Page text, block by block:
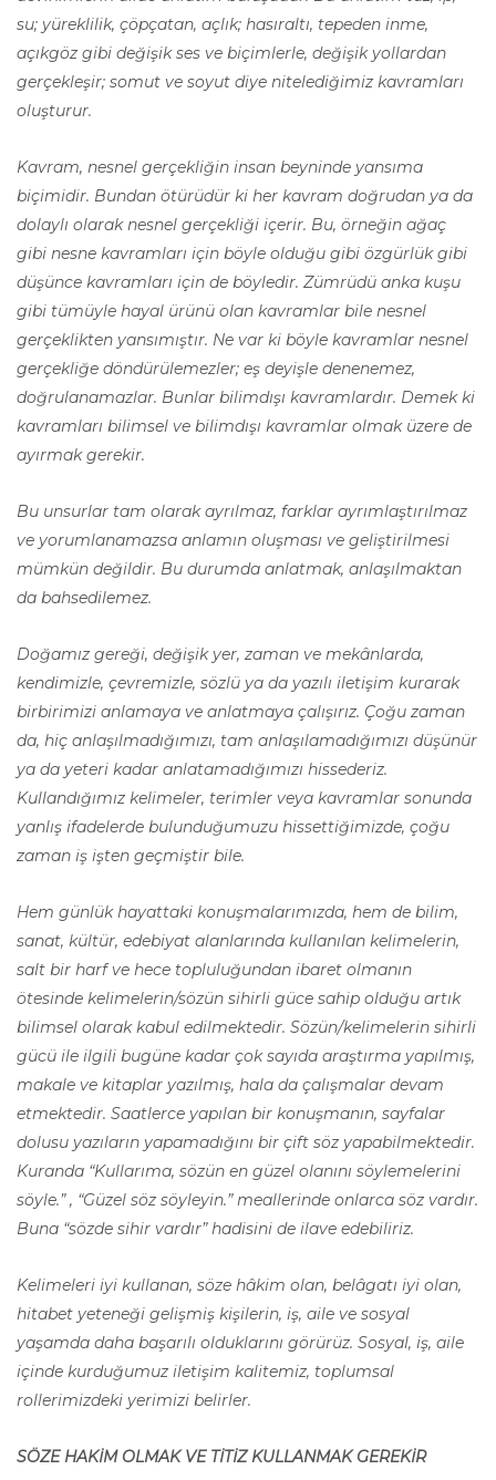
su; yüreklilik, çöpçatan, açlık; hasıraltı, tepeden inme,
açıkgöz gibi değişik ses ve biçimlerle, değişik yollardan
gerçekleşir; somut ve soyut diye nitelediğimiz kavramları
oluşturur.
Kavram, nesnel gerçekliğin insan beyninde yansıma
biçimidir. Bundan ötürüdür ki her kavram doğrudan ya da
dolaylı olarak nesnel gerçekliği içerir. Bu, örneğin ağaç
gibi nesne kavramları için böyle olduğu gibi özgürlük gibi
düşünce kavramları için de böyledir. Zümrüdü anka kuşu
gibi tümüyle hayal ürünü olan kavramlar bile nesnel
gerçeklikten yansımıştır. Ne var ki böyle kavramlar nesnel
gerçekliğe döndürülemezler; eş deyişle denenemez,
doğrulanamazlar. Bunlar bilimdışı kavramlardır. Demek ki
kavramları bilimsel ve bilimdışı kavramlar olmak üzere de
ayırmak gerekir.
Bu unsurlar tam olarak ayrılmaz, farklar ayrımlaştırılmaz
ve yorumlanamazsa anlamın oluşması ve geliştirilmesi
mümkün değildir. Bu durumda anlatmak, anlaşılmaktan
da bahsedilemez.
Doğamız gereği, değişik yer, zaman ve mekânlarda,
kendimizle, çevremizle, sözlü ya da yazılı iletişim kurarak
birbirimizi anlamaya ve anlatmaya çalışırız. Çoğu zaman
da, hiç anlaşılmadığımızı, tam anlaşılamadığımızı düşünür
ya da yeteri kadar anlatamadığımızı hissederiz.
Kullandığımız kelimeler, terimler veya kavramlar sonunda
yanlış ifadelerde bulunduğumuzu hissettiğimizde, çoğu
zaman iş işten geçmiştir bile.
Hem günlük hayattaki konuşmalarımızda, hem de bilim,
sanat, kültür, edebiyat alanlarında kullanılan kelimelerin,
salt bir harf ve hece topluluğundan ibaret olmanın
ötesinde kelimelerin/sözün sihirli güce sahip olduğu artık
bilimsel olarak kabul edilmektedir. Sözün/kelimelerin sihirli
gücü ile ilgili bugüne kadar çok sayıda araştırma yapılmış,
makale ve kitaplar yazılmış, hala da çalışmalar devam
etmektedir. Saatlerce yapılan bir konuşmanın, sayfalar
dolusu yazıların yapamadığını bir çift söz yapabilmektedir.
Kuranda “Kullarıma, sözün en güzel olanını söylemelerini
söyle.” , “Güzel söz söyleyin.” meallerinde onlarca söz vardır.
Buna “sözde sihir vardır” hadisini de ilave edebiliriz.
Kelimeleri iyi kullanan, söze hâkim olan, belâgatı iyi olan,
hitabet yeteneği gelişmiş kişilerin, iş, aile ve sosyal
yaşamda daha başarılı olduklarını görürüz. Sosyal, iş, aile
içinde kurduğumuz iletişim kalitemiz, toplumsal
rollerimizdeki yerimizi belirler.
SÖZE HAKİM OLMAK VE TİTİZ KULLANMAK GEREKİR